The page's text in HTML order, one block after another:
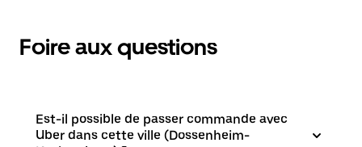
Foire aux questions
Est-il possible de passer commande avec
Uber dans cette ville (Dossenheim-